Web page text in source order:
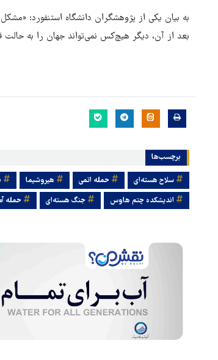
به بیان یکی از پژوهشگران دانشگاه استنفورد:
بعد از آن، دیگر هیچ‌کس نمی‌تواند جهان را به حالت
برچسب‌ها
سلاح هسته‌ای حمله اتمی هیروشیما
اندیشکده چتم هاوس
جنگ هسته‌ای حمله